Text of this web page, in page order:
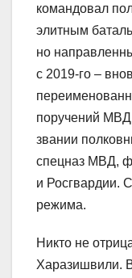
командовал
элитным
но
с 2019-го –
поручений
звании
спецназ МВД,
и Росгвардии.
режима.
Никто не
Харазишвили.